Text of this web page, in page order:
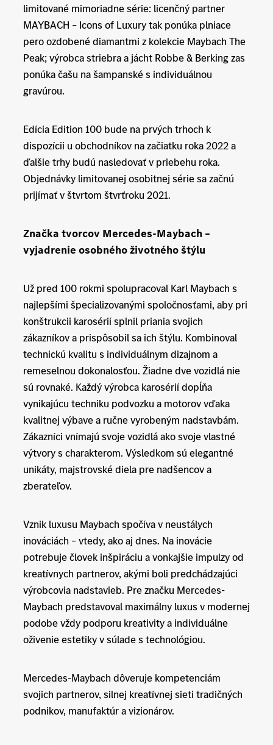
limitované mimoriadne série: licenčný partner
MAYBACH – Icons of Luxury tak ponúka plniace
pero ozdobené diamantmi z kolekcie Maybach The
Peak; výrobca striebra a jácht Robbe & Berking zas
ponúka čašu na šampanské s individuálnou
gravúrou.
Edícia Edition 100 bude na prvých trhoch k
dispozícii u obchodníkov na začiatku roka 2022 a
ďalšie trhy budú nasledovať v priebehu roka.
Objednávky limitovanej osobitnej série sa začnú
prijímať v štvrtom štvrťroku 2021.
Značka tvorcov Mercedes-Maybach –
vyjadrenie osobného životného štýlu
Už pred 100 rokmi spolupracoval Karl Maybach s
najlepšími špecializovanými spoločnosťami, aby pri
konštrukcii karosérií splnil priania svojich
zákazníkov a prispôsobil sa ich štýlu. Kombinoval
technickú kvalitu s individuálnym dizajnom a
remeselnou dokonalosťou. Žiadne dve vozidlá nie
sú rovnaké. Každý výrobca karosérií dopĺňa
vynikajúcu techniku podvozku a motorov vďaka
kvalitnej výbave a ručne vyrobeným nadstavbám.
Zákazníci vnímajú svoje vozidlá ako svoje vlastné
výtvory s charakterom. Výsledkom sú elegantné
unikáty, majstrovské diela pre nadšencov a
zberateľov.
Vznik luxusu Maybach spočíva v neustálych
inováciách – vtedy, ako aj dnes. Na inovácie
potrebuje človek inšpiráciu a vonkajšie impulzy od
kreatívnych partnerov, akými boli predchádzajúci
výrobcovia nadstavieb. Pre značku Mercedes-
Maybach predstavoval maximálny luxus v modernej
podobe vždy podporu kreativity a individuálne
oživenie estetiky v súlade s technológiou.
Mercedes-Maybach dôveruje kompetenciám
svojich partnerov, silnej kreatívnej sieti tradičných
podnikov, manufaktúr a vizionárov.